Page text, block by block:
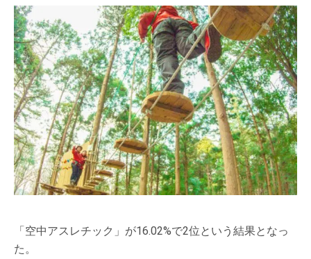
「空中アスレチック」が16.02%で2位という結果となっ
た。